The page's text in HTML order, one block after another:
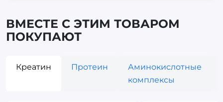
ВМЕСТЕ С ЭТИМ ТОВАРОМ
ПОКУПАЮТ
Креатин Протеин
Аминокислотные
комплексы